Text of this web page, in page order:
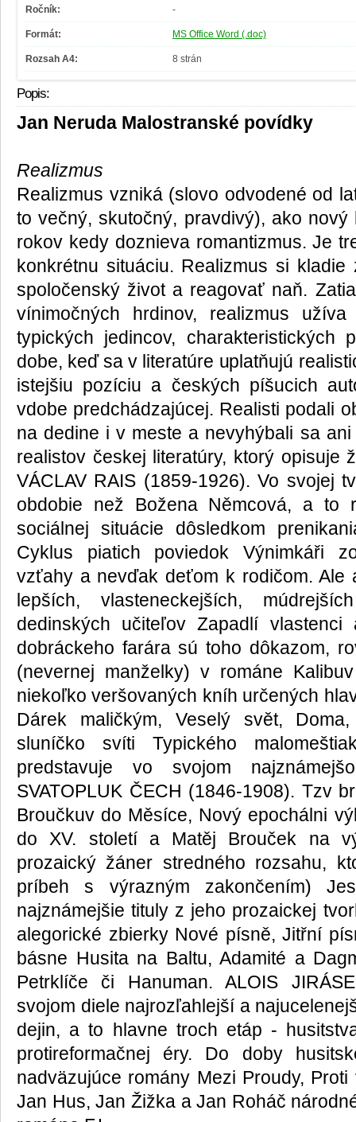
Ročník: -
Formát: MS Office Word (.doc)
Rozsah A4: 8 strán
Popis:
Jan Neruda Malostranské povídky
Realizmus
Realizmus vzniká (slovo odvodené od
to večný, skutočný, pravdivý), ako
rokov kedy doznieva romantizmus. Je
konkrétnu situáciu. Realizmus si
spoločenský život a reagovať naň.
vínimočných hrdinov, realizmus
typických jedincov,
dobe, keď sa v literatúre uplatňujú
istejšiu pozíciu a českých píšucich
vdobe predchádzajúcej. Realisti podali
na dedine i v meste a nevyhýbali sa
realistov českej literatúry, ktorý opisuje
VÁCLAV RAIS (1859-1926). Vo svojej
obdobie než Božena Němcová, a to
sociálnej situácie dôsledkom
Cyklus piatich poviedok Výnimkáři
vzťahy a nevďak deťom k rodičom. Ale
lepších, vlasteneckejších,
dedinských učiteľov Zapadlí
dobráckeho farára sú toho dôkazom,
(nevernej manželky) v románe
niekoľko veršovaných kníh určených
Dárek maličkým, Veselý svět,
sluníčko svíti Typického
predstavuje vo svojom
SVATOPLUK ČECH (1846-1908). Tzv
Broučkuv do Měsíce, Nový epochálni
do XV. století a Matěj Brouček na
prozaický žáner stredného rozsahu,
príbeh s výrazným zakončením)
najznámejšie tituly z jeho prozaickej
alegorické zbierky Nové písně, Jitřní
básne Husita na Baltu, Adamité a
Petrklíče či Hanuman. ALOIS
svojom diele najrozľahlejší a
dejin, a to hlavne troch etáp -
protireformačnej éry. Do doby
nadväzujúce romány Mezi Proudy,
Jan Hus, Jan Žižka a Jan Roháč